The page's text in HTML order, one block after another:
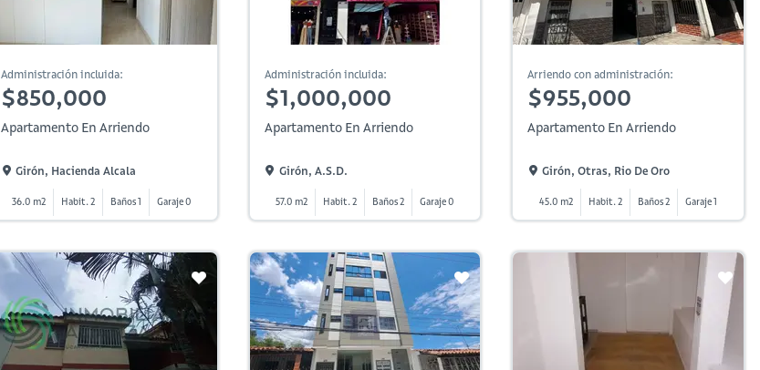
Administración incluida:
$850,000
Apartamento En Arriendo
Girón, Hacienda Alcala
36.0 m2 Habit. 2 Baños 1 Garaje 0
Administración incluida:
$1,000,000
Apartamento En Arriendo
Girón, A.s.d.
57.0 m2 Habit. 2 Baños 2 Garaje 0
Arriendo con administración:
$955,000
Apartamento En Arriendo
Girón, Otras, Rio De Oro
45.0 m2 Habit. 2 Baños 2 Garaje 1